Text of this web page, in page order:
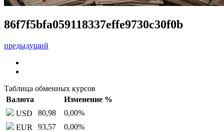
86f7f5bfa059118337effe9730c30f0b
предыдущий
Таблица обменных курсов
Валюта
Изменение %
USD
80,98 0,00%
EUR
93,57 0,00%